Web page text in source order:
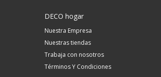
DECO hogar
Nuestra Empresa
Nuestras tiendas
Trabaja con nosotros
Términos Y Condiciones